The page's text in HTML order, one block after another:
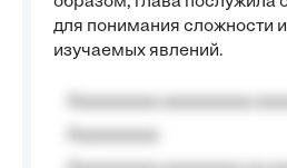
для понимания сложности
изучаемых явлений.